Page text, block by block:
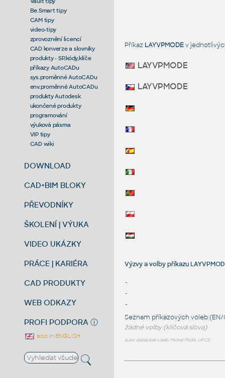
Be.Smart tipy
CAM tipy
video-tipy
zprovoznění licencí
CAD konverze a slovníky
produkty - SP,kódy,klíče
příkazy AutoCADu
sys.proměnné AutoCADu
env.proměnné AutoCADu
produkty Autodesk
ukončené produkty
programování
výuková pásma
VIP tipy
CAD wiki
DOWNLOAD
CAD+BIM BLOKY
PŘEVODNÍKY
ŠKOLENÍ | VÝUKA
VIDEO UKÁZKY
PRÁCE | KARIÉRA
CAD PRODUKTY
WEB ODKAZY
PROFI PODPORA ⓘ
also in ENGLISH
Příkaz LAYVPMODEv
LAYVPMODE
LAYVPMODE
Výzvy a volby příkazu
-
-
-
Seznam příkazových voleb (EN/
žádné volby (klíčová slova)
autor databáze voleb: Michal Miclík, UPCE